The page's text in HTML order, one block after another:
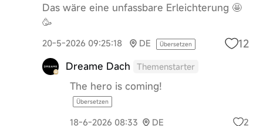
Das wäre eine unfassbare Erleichterung 🤩
🥳
20-5-2026 09:25:18 DE Übersetzen 12
Dreame Dach Themenstarter
The hero is coming!
Übersetzen
18-6-2026 08:33 DE 2